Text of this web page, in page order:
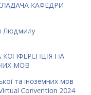
КАФЕДРИ
Людмилу
НА
МОВ
та іноземних мов
Convention 2024